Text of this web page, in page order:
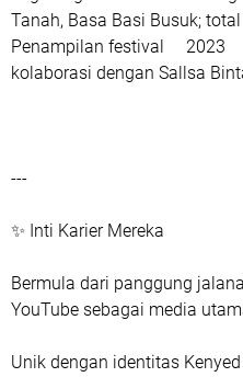
Tanah, Basa Basi Busuk;
Penampilan festival
2023
kolaborasi dengan Sallsa
---
✨ Inti Karier Mereka
Bermula dari panggung
YouTube sebagai media
Unik dengan identitas